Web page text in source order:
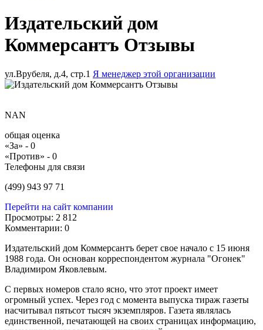
Издательский дом
Коммерсантъ Отзывы
ул.Врубеля, д.4, стр.1 Я менеджер этой организации
NAN
общая оценка
«За» - 0
«Против» - 0
Телефоны для связи
(499) 943 97 71
Перейти на сайт компании
Просмотры: 2 812
Комментарии: 0
Издательский дом Коммерсантъ берет свое начало с 15 июня
1988 года. Он основан корреспондентом журнала "Огонек"
Владимиром Яковлевым.
С первых номеров стало ясно, что этот проект имеет
огромный успех. Через год с момента выпуска тираж газеты
насчитывал пятьсот тысяч экземпляров. Газета являлась
единственной, печатающей на своих страницах информацию,